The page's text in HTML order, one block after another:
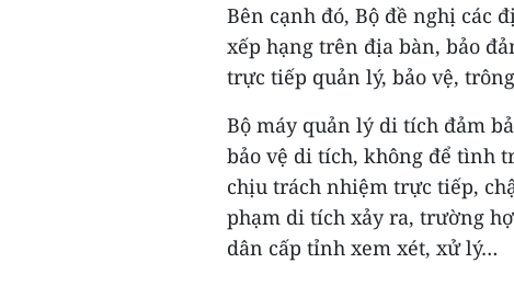
Bên cạnh đó, Bộ đề nghị các
xếp hạng trên địa bàn, bảo
trực tiếp quản lý, bảo vệ,
Bộ máy quản lý di tích đảm
bảo vệ di tích, không để tình
chịu trách nhiệm trực tiếp,
phạm di tích xảy ra, trường
dân cấp tỉnh xem xét, xử lý…